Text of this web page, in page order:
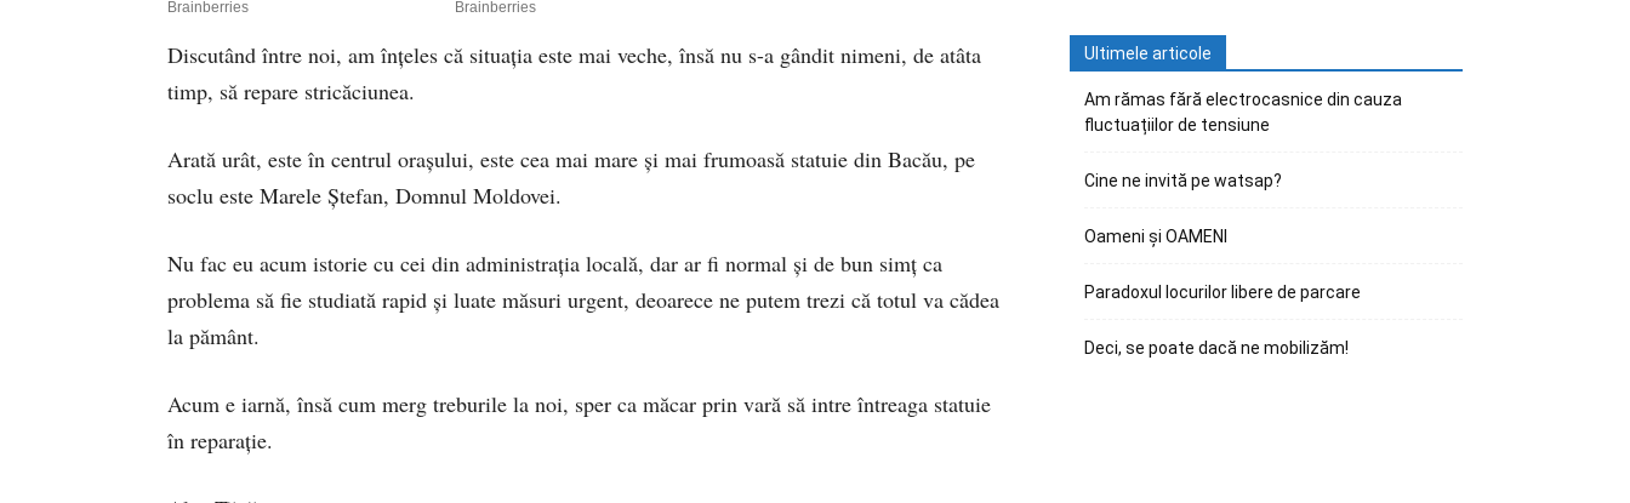
Discutând între noi, am înţeles că situaţia este mai veche, însă nu s-a gândit nimeni, de atâta
timp, să repare stricăciunea.
Arată urât, este în centrul oraşului, este cea mai mare şi mai frumoasă statuie din Bacău, pe
soclu este Marele Ştefan, Domnul Moldovei.
Nu fac eu acum istorie cu cei din administraţia locală, dar ar fi normal şi de bun simţ ca
problema să fie studiată rapid şi luate măsuri urgent, deoarece ne putem trezi că totul va cădea
la pământ.
Acum e iarnă, însă cum merg treburile la noi, sper ca măcar prin vară să intre întreaga statuie
în reparaţie.
Ultimele articole
Am rămas fără electrocasnice din cauza
fluctuațiilor de tensiune
Cine ne invită pe watsap?
Oameni și OAMENI
Paradoxul locurilor libere de parcare
Deci, se poate dacă ne mobilizăm!